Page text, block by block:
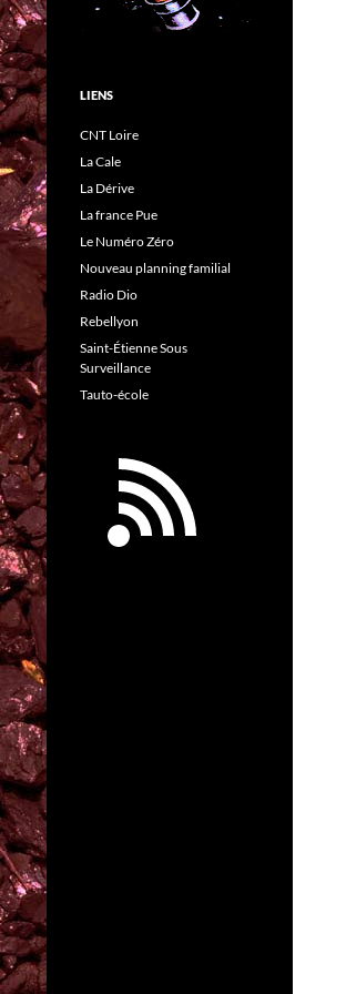
LIENS
CNT Loire
La Cale
La Dérive
La france Pue
Le Numéro Zéro
Nouveau planning familial
Radio Dio
Rebellyon
Saint-Étienne Sous
Surveillance
Tauto-école